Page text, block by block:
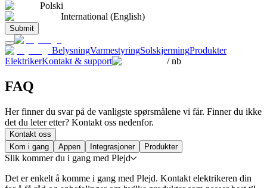
Polski
International (English)
Submit
BelysningVarmestyringSolskjermingProdukter
ElektrikerKontakt & support /nb
FAQ
Her finner du svar på de vanligste spørsmålene vi får. Finner du ikke
det du leter etter? Kontakt oss nedenfor.
Kontakt oss
Kom i gang
Appen Integrasjoner Produkter
Slik kommer du i gang med Plejd
Det er enkelt å komme i gang med Plejd. Kontakt elektrikeren din